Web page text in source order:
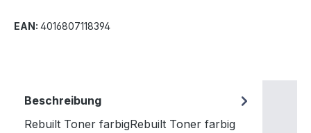
EAN: 4016807118394
Beschreibung
Rebuilt Toner farbigRebuilt Toner farbig